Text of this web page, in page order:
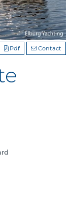
Contact
Pdf